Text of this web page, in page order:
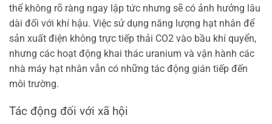
thể không rõ ràng ngay lập tức nhưng sẽ có ảnh hưởng lâu
dài đối với khí hậu. Việc sử dụng năng lượng hạt nhân để
sản xuất điện không trực tiếp thải CO2 vào bầu khí quyển,
nhưng các hoạt động khai thác uranium và vận hành các
nhà máy hạt nhân vẫn có những tác động gián tiếp đến
môi trường.
Tác động đối với xã hội